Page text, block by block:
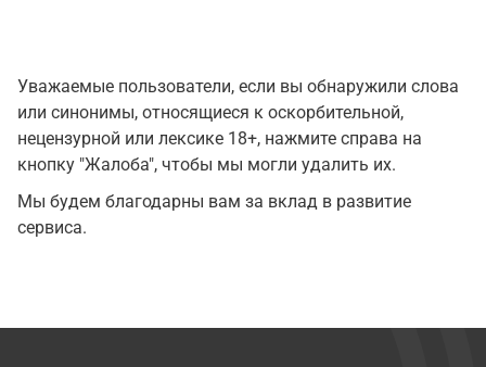
Уважаемые пользователи, если вы обнаружили слова
или синонимы, относящиеся к оскорбительной,
нецензурной или лексике 18+, нажмите справа на
кнопку "Жалоба", чтобы мы могли удалить их.
Мы будем благодарны вам за вклад в развитие
сервиса.